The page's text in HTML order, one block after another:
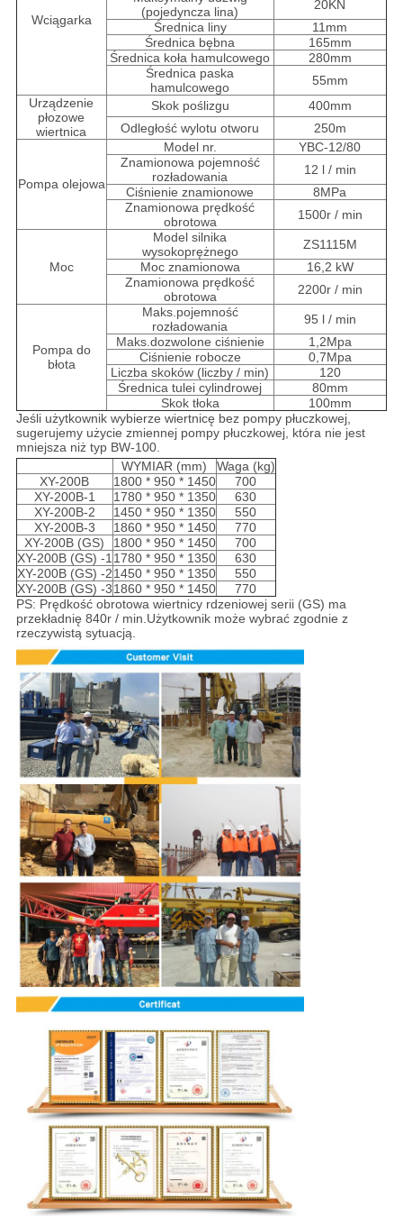
Wciągarka
(pojedyncza lina)
20KN
Średnica liny
11mm
Średnica bębna
165mm
Średnica koła hamulcowego
280mm
Średnica paska
hamulcowego
55mm
Urządzenie
płozowe
wiertnica
Skok poślizgu
400mm
Odległość wylotu otworu
250m
Pompa olejowa
Model nr.
YBC-12/80
Znamionowa pojemność
rozładowania
12 l / min
Ciśnienie znamionowe
8MPa
Znamionowa prędkość
obrotowa
1500r / min
Moc
Model silnika
wysokoprężnego
ZS1115M
Moc znamionowa
16,2 kW
Znamionowa prędkość
obrotowa
2200r / min
Pompa do
błota
Maks.pojemność
rozładowania
95 l / min
Maks.dozwolone ciśnienie
1,2Mpa
Ciśnienie robocze
0,7Mpa
Liczba skoków (liczby / min)
120
Średnica tulei cylindrowej
80mm
Skok tłoka
100mm
Jeśli użytkownik wybierze wiertnicę bez pompy płuczkowej,
sugerujemy użycie zmiennej pompy płuczkowej, która nie jest
mniejsza niż typ BW-100.
WYMIAR (mm)
Waga (kg)
XY-200B
1800 * 950 * 1450
700
XY-200B-1
1780 * 950 * 1350
630
XY-200B-2
1450 * 950 * 1350
550
XY-200B-3
1860 * 950 * 1450
770
XY-200B (GS)
1800 * 950 * 1450
700
XY-200B (GS) -11780 * 950 * 1350
630
XY-200B (GS) -21450 * 950 * 1350
550
XY-200B (GS) -31860 * 950 * 1450
770
PS: Prędkość obrotowa wiertnicy rdzeniowej serii (GS) ma
przekładnię 840r / min.Użytkownik może wybrać zgodnie z
rzeczywistą sytuacją.